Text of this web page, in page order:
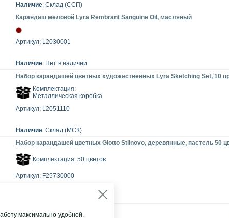
Наличие: Склад (ССП)
Карандаш меловой Lyra Rembrant Sanguine Oil, масляный
Артикул: L2030001
Наличие: Нет в наличии
Набор карандашей цветных художественных Lyra Sketching Set, 10
Комплектация:
Металлическая коробка
Артикул: L2051110
Наличие: Склад (МСК)
Набор карандашей цветных Giotto Stilnovo, деревянные, пастель 50
Комплектация: 50 цветов
Артикул: F25730000
максимально удобной.